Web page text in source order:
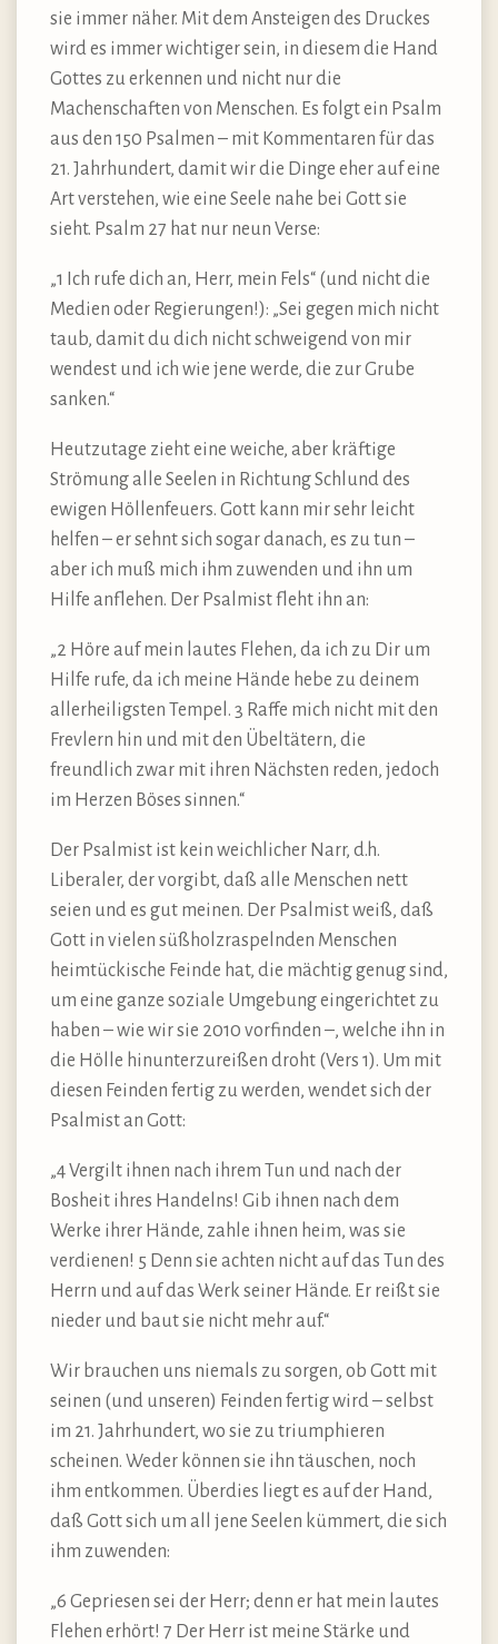
sie immer näher. Mit dem Ansteigen des Druckes
wird es immer wichtiger sein, in diesem die Hand
Gottes zu erkennen und nicht nur die
Machenschaften von Menschen. Es folgt ein Psalm
aus den 150 Psalmen – mit Kommentaren für das
21. Jahrhundert, damit wir die Dinge eher auf eine
Art verstehen, wie eine Seele nahe bei Gott sie
sieht. Psalm 27 hat nur neun Verse:
„1 Ich rufe dich an, Herr, mein Fels“ (und nicht die
Medien oder Regierungen!): „Sei gegen mich nicht
taub, damit du dich nicht schweigend von mir
wendest und ich wie jene werde, die zur Grube
sanken.“
Heutzutage zieht eine weiche, aber kräftige
Strömung alle Seelen in Richtung Schlund des
ewigen Höllenfeuers. Gott kann mir sehr leicht
helfen – er sehnt sich sogar danach, es zu tun –
aber ich muß mich ihm zuwenden und ihn um
Hilfe anflehen. Der Psalmist fleht ihn an:
„2 Höre auf mein lautes Flehen, da ich zu Dir um
Hilfe rufe, da ich meine Hände hebe zu deinem
allerheiligsten Tempel. 3 Raffe mich nicht mit den
Frevlern hin und mit den Übeltätern, die
freundlich zwar mit ihren Nächsten reden, jedoch
im Herzen Böses sinnen.“
Der Psalmist ist kein weichlicher Narr, d.h.
Liberaler, der vorgibt, daß alle Menschen nett
seien und es gut meinen. Der Psalmist weiß, daß
Gott in vielen süßholzraspelnden Menschen
heimtückische Feinde hat, die mächtig genug sind,
um eine ganze soziale Umgebung eingerichtet zu
haben – wie wir sie 2010 vorfinden –, welche ihn in
die Hölle hinunterzureißen droht (Vers 1). Um mit
diesen Feinden fertig zu werden, wendet sich der
Psalmist an Gott:
„4 Vergilt ihnen nach ihrem Tun und nach der
Bosheit ihres Handelns! Gib ihnen nach dem
Werke ihrer Hände, zahle ihnen heim, was sie
verdienen! 5 Denn sie achten nicht auf das Tun des
Herrn und auf das Werk seiner Hände. Er reißt sie
nieder und baut sie nicht mehr auf.“
Wir brauchen uns niemals zu sorgen, ob Gott mit
seinen (und unseren) Feinden fertig wird – selbst
im 21. Jahrhundert, wo sie zu triumphieren
scheinen. Weder können sie ihn täuschen, noch
ihm entkommen. Überdies liegt es auf der Hand,
daß Gott sich um all jene Seelen kümmert, die sich
ihm zuwenden:
„6 Gepriesen sei der Herr; denn er hat mein lautes
Flehen erhört! 7 Der Herr ist meine Stärke und